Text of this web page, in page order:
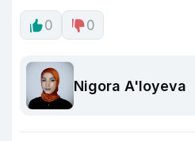
0 0
Nigora A'loyeva